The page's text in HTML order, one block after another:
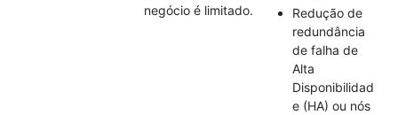
negócio é limitado.
Redução de
redundância
de falha de
Alta
Disponibilidad
e (HA) ou nós